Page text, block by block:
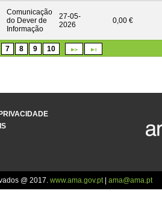
Comunicação
do Dever de
Informação
27-05-
2026
0,00 €
7 8 9 10
@ 2017. www.ama.gov.pt ama@ama.pt